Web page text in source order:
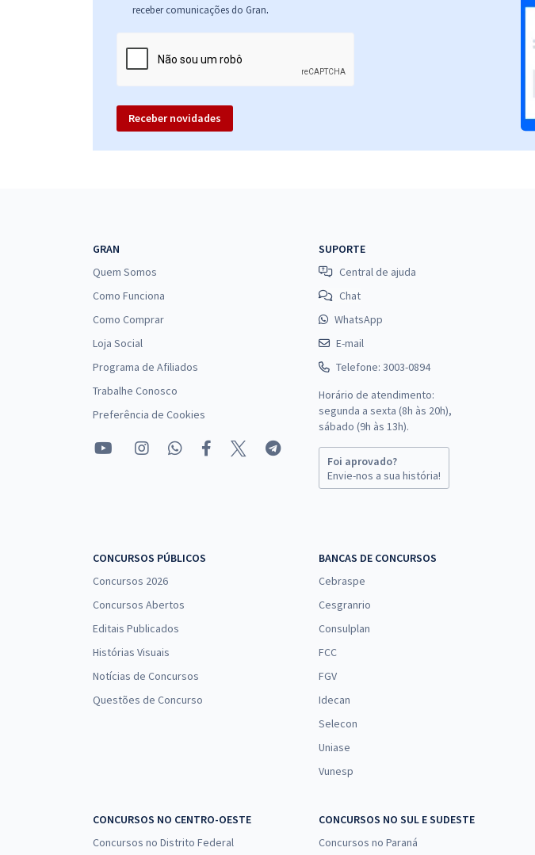
receber comunicações do Gran.
Receber novidades
GRAN
Quem Somos
Como Funciona
Como Comprar
Loja Social
Programa de Afiliados
Trabalhe Conosco
Preferência de Cookies
SUPORTE
Central de ajuda
Chat
WhatsApp
E-mail
Telefone: 3003-0894
Horário de atendimento:
segunda a sexta (8h às 20h),
sábado (9h às 13h).
Foi aprovado?
Envie-nos a sua história!
CONCURSOS PÚBLICOS
Concursos 2026
Concursos Abertos
Editais Publicados
Histórias Visuais
Notícias de Concursos
Questões de Concurso
BANCAS DE CONCURSOS
Cebraspe
Cesgranrio
Consulplan
FCC
FGV
Idecan
Selecon
Uniase
Vunesp
CONCURSOS NO CENTRO-OESTE
Concursos no Distrito Federal
CONCURSOS NO SUL E SUDESTE
Concursos no Paraná